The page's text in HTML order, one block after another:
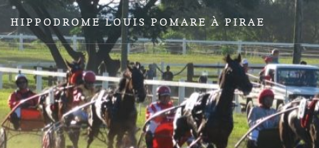
HIPPODROME LOUIS POMARE À PIRAE